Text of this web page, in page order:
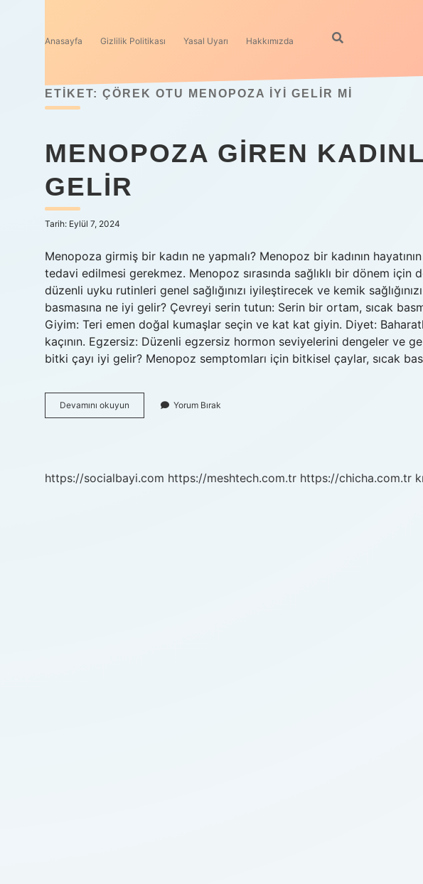
Anasayfa Gizlilik Politikası Yasal Uyarı Hakkımızda
ETIKET: ÇÖREK OTU MENOPOZA IYI GELIR MI
MENOPOZA GIREN
GELIR
Tarih: Eylül 7, 2024
Menopoza girmiş bir kadın ne yapmalı? Menopoz bir kadının
tedavi edilmesi gerekmez. Menopoz sırasında sağlıklı bir dönem
düzenli uyku rutinleri genel sağlığınızı iyileştirecek ve kemik
basmasına ne iyi gelir? Çevreyi serin tutun: Serin bir ortam, sıcak
Giyim: Teri emen doğal kumaşlar seçin ve kat kat giyin. Diyet:
kaçının. Egzersiz: Düzenli egzersiz hormon seviyelerini dengeler ve
bitki çayı iyi gelir? Menopoz semptomları için bitkisel çaylar, sıcak
Devamını okuyun Menopoza
Giren
Yorum Bırak
https://socialbayi.com https://meshtech.com.tr https://chicha.com.tr